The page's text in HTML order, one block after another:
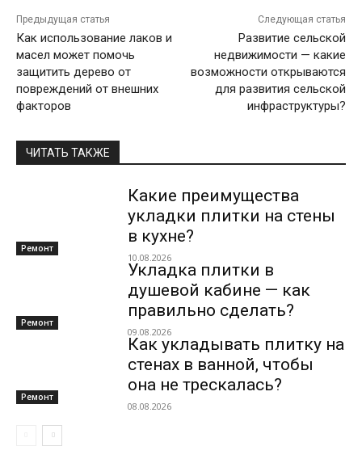
Предыдущая статья
Как использование лаков и
масел может помочь
защитить дерево от
повреждений от внешних
факторов
Следующая статья
Развитие сельской
недвижимости — какие
возможности открываются
для развития сельской
инфраструктуры?
ЧИТАТЬ ТАКЖЕ
Ремонт
Какие преимущества
укладки плитки на стены
в кухне?
10.08.2026
Ремонт
Укладка плитки в
душевой кабине — как
правильно сделать?
09.08.2026
Ремонт
Как укладывать плитку на
стенах в ванной, чтобы
она не трескалась?
08.08.2026